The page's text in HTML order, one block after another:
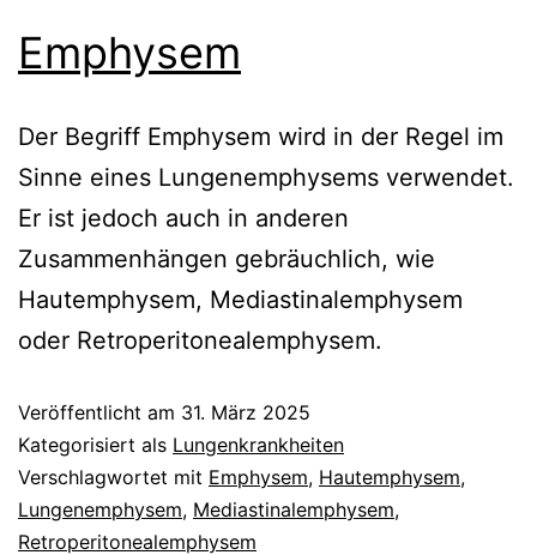
Emphysem
Der Begriff Emphysem wird in der Regel im
Sinne eines Lungenemphysems verwendet.
Er ist jedoch auch in anderen
Zusammenhängen gebräuchlich, wie
Hautemphysem, Mediastinalemphysem
oder Retroperitonealemphysem.
Veröffentlicht am 31. März 2025
Kategorisiert als Lungenkrankheiten
Verschlagwortet mit Emphysem, Hautemphysem,
Lungenemphysem, Mediastinalemphysem,
Retroperitonealemphysem